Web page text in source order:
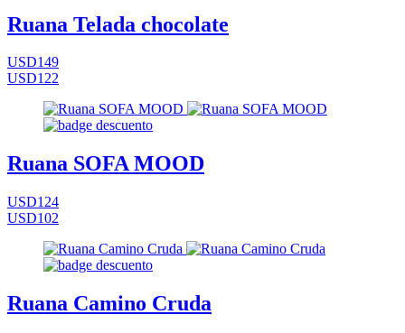
Ruana Telada chocolate
USD149
USD122
Ruana SOFA MOOD
USD124
USD102
Ruana Camino Cruda